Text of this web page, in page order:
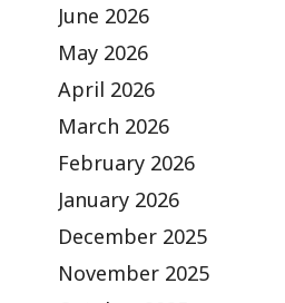
June 2026
May 2026
April 2026
March 2026
February 2026
January 2026
December 2025
November 2025